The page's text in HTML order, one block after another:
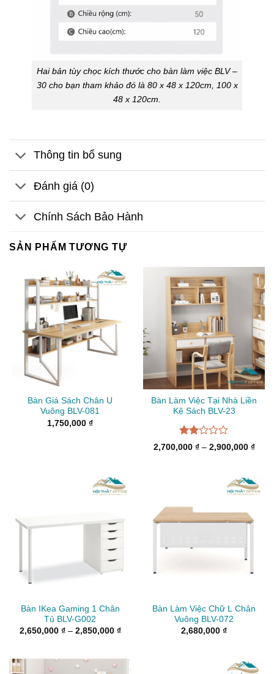
Hai bản tùy chọc kích thước cho bàn làm việc BLV –
30 cho bạn tham khảo đó là 80 x 48 x 120cm, 100 x
48 x 120cm.
Thông tin bổ sung
Đánh giá (0)
Chính Sách Bảo Hành
SẢN PHẨM TƯƠNG TỰ
Bàn Giá Sách Chân U
Vuông BLV-081
1,750,000 ₫
Bàn Làm Việc Tại Nhà Liền
Kệ Sách BLV-23
Được
2,700,000 ₫ – 2,900,000 ₫
Bàn IKea Gaming 1 Chân
Tủ BLV-G002
2,650,000 ₫ – 2,850,000 ₫Khoảng
Bàn Làm Việc Chữ L Chân
Vuông BLV-072
2,680,000 ₫